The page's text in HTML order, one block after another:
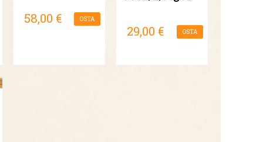
58,00 € OSTA
29,00 € OSTA